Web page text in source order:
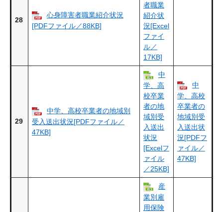
28
心身障害者職業紹介状況
[PDFファイル／88KB]
者職業
紹介状
況[Excel
ファイ
ル／
17KB]
29
中学、高校卒業者の地域別
受入送出状況[PDFファイル／
47KB]
中
学、高
校卒業
者の地
域別受
入送出
状況
[Excelフ
ァイル
／25KB]
中
学、高校
卒業者の
地域別受
入送出状
況[PDFフ
ァイル／
47KB]
産
業別雇
用保険